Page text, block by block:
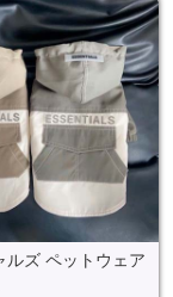
ルズ ペットウェア